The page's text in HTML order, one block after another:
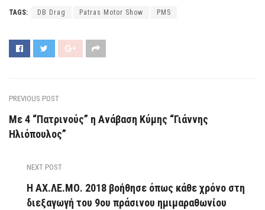
TAGS: DB Drag Patras Motor Show PMS
PREVIOUS POST
Με 4 “Πατρινούς” η Ανάβαση Κύμης “Γιάννης
Ηλιόπουλος”
NEXT POST
Η ΑΧ.ΛΕ.ΜΟ. 2018 βοήθησε όπως κάθε χρόνο στη
διεξαγωγή του 9ου πράσινου ημιμαραθωνίου